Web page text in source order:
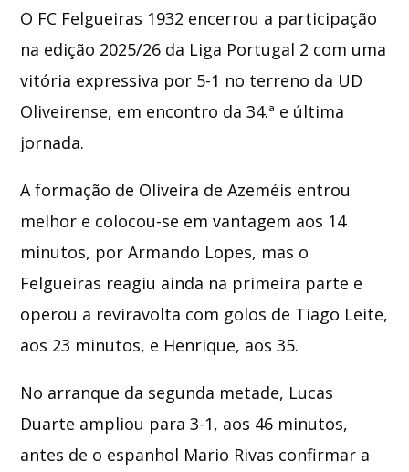
Whatsapp
O FC Felgueiras 1932 encerrou a participação
na edição 2025/26 da Liga Portugal 2 com uma
vitória expressiva por 5-1 no terreno da UD
Oliveirense, em encontro da 34.ª e última
jornada.
A formação de Oliveira de Azeméis entrou
melhor e colocou-se em vantagem aos 14
minutos, por Armando Lopes, mas o
Felgueiras reagiu ainda na primeira parte e
operou a reviravolta com golos de Tiago Leite,
aos 23 minutos, e Henrique, aos 35.
No arranque da segunda metade, Lucas
Duarte ampliou para 3-1, aos 46 minutos,
antes de o espanhol Mario Rivas confirmar a